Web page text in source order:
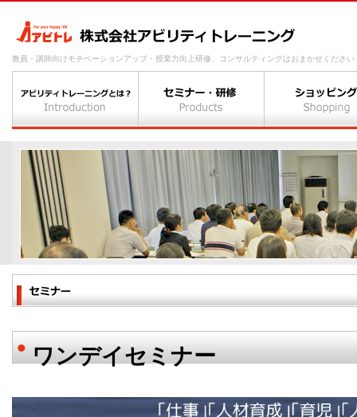
教員・講師向けモチベーションアップ・授業力向上研修、コンサルティングはおまかせください
ワンデイセミナー